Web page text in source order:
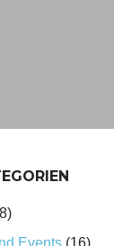
Events(16)